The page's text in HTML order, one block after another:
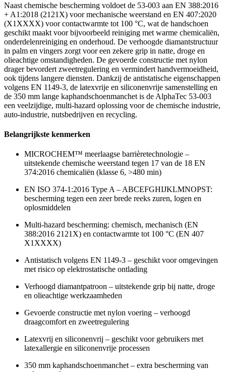
Naast chemische bescherming voldoet de 53-003 aan EN 388:2016
+ A1:2018 (2121X) voor mechanische weerstand en EN 407:2020
(X1XXXX) voor contactwarmte tot 100 °C, wat de handschoen
geschikt maakt voor bijvoorbeeld reiniging met warme chemicaliën,
onderdelenreiniging en onderhoud. De verhoogde diamantstructuur
in palm en vingers zorgt voor een zekere grip in natte, droge en
olieachtige omstandigheden. De gevoerde constructie met nylon
drager bevordert zweetregulering en vermindert handvermoeidheid,
ook tijdens langere diensten. Dankzij de antistatische eigenschappen
volgens EN 1149-3, de latexvrije en siliconenvrije samenstelling en
de 350 mm lange kaphandschoenmanchet is de AlphaTec 53-003
een veelzijdige, multi-hazard oplossing voor de chemische industrie,
auto-industrie, nutsbedrijven en recycling.
Belangrijkste kenmerken
MICROCHEM™ meerlaagse barrièretechnologie –
uitstekende chemische weerstand tegen 17 van de 18 EN
374:2016 chemicaliën (klasse 6, >480 min)
EN ISO 374-1:2016 Type A – ABCEFGHIJKLMNOPST:
bescherming tegen een zeer brede reeks zuren, logen en
oplosmiddelen
Multi-hazard bescherming: chemisch, mechanisch (EN
388:2016 2121X) en contactwarmte tot 100 °C (EN 407
X1XXXX)
Antistatisch volgens EN 1149-3 – geschikt voor omgevingen
met risico op elektrostatische ontlading
Verhoogd diamantpatroon – uitstekende grip bij natte, droge
en olieachtige werkzaamheden
Gevoerde constructie met nylon voering – verhoogd
draagcomfort en zweetregulering
Latexvrij en siliconenvrij – geschikt voor gebruikers met
latexallergie en siliconenvrije processen
350 mm kaphandschoenmanchet – extra bescherming van